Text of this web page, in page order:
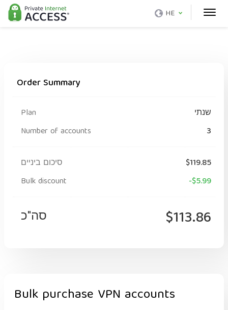
HE
Order Summary
Plan
שנתי
Number of accounts
3
סיכום ביניים
$119.85
Bulk discount
-$5.99
סה"כ $113.86
Bulk purchase VPN accounts